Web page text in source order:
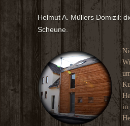
Helmut A. Müllers Domizil:
Scheune.
in